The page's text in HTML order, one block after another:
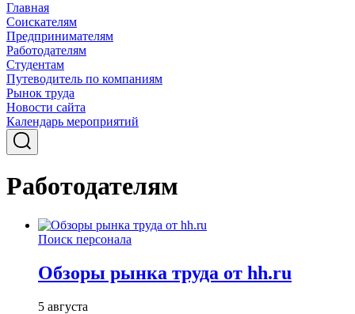
Главная
Соискателям
Предпринимателям
Работодателям
Студентам
Путеводитель по компаниям
Рынок труда
Новости сайта
Календарь мероприятий
Работодателям
Поиск персонала
Обзоры рынка труда от hh.ru
5 августа